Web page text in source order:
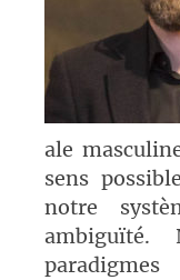
ale
sens
notre
ambiguïté.